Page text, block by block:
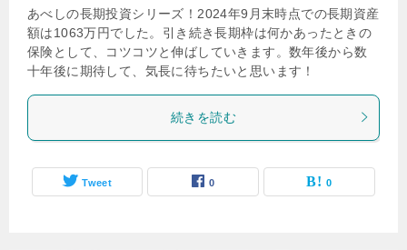
あべしの長期投資シリーズ！2024年9月末時点での長期資産
額は1063万円でした。引き続き長期枠は何かあったときの
保険として、コツコツと伸ばしていきます。数年後から数
十年後に期待して、気長に待ちたいと思います！
続きを読む
Tweet 0 0